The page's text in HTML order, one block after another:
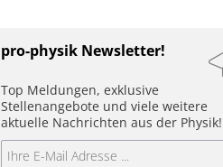
pro-physik Newsletter!
Top Meldungen, exklusive
Stellenangebote und viele weitere
aktuelle Nachrichten aus der Physik!